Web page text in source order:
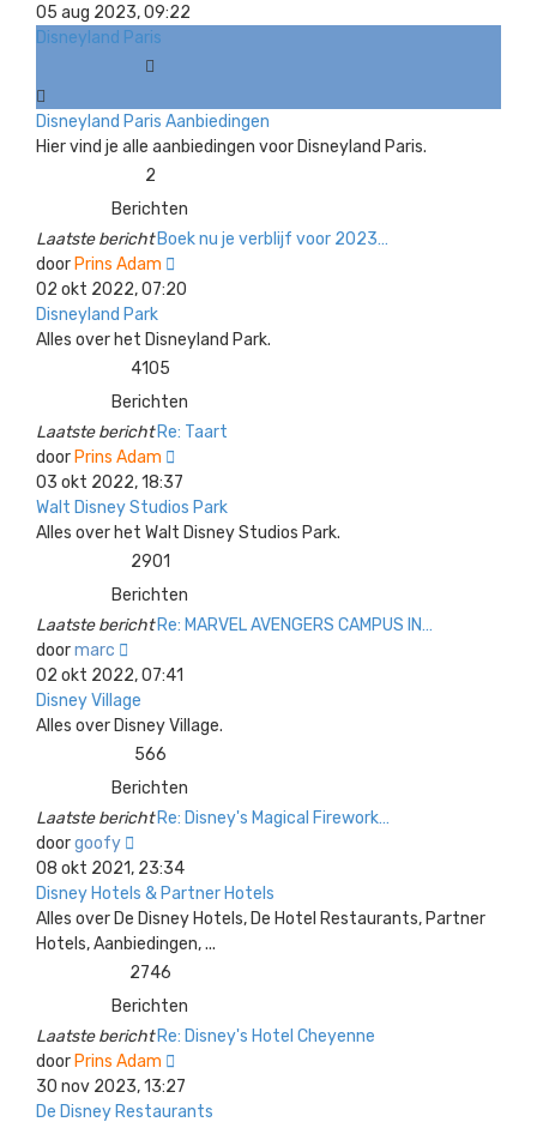
laatste
bericht
05 aug 2023, 09:22
Disneyland Paris
Disneyland Paris Aanbiedingen
Hier vind je alle aanbiedingen voor Disneyland Paris.
2
Berichten
Laatste bericht Boek nu je verblijf voor 2023…
door Prins Adam
laatste
02 okt 2022, 07:20
Disneyland Park
Alles over het Disneyland Park.
4105
Berichten
Laatste bericht Re: Taart
door Prins Adam
laatste
bericht
03 okt 2022, 18:37
Walt Disney Studios Park
Alles over het Walt Disney Studios Park.
2901
Berichten
Laatste bericht Re: MARVEL AVENGERS CAMPUS IN…
doormarc
laatste
bericht
02 okt 2022, 07:41
Disney Village
Alles over Disney Village.
566
Berichten
Laatste bericht Re: Disney's Magical Firework…
doorgoofy
laatste
bericht
08 okt 2021, 23:34
Disney Hotels & Partner Hotels
Alles over De Disney Hotels, De Hotel Restaurants, Partner
Hotels, Aanbiedingen, ...
2746
Berichten
Laatste bericht Re: Disney's Hotel Cheyenne
door Prins Adam
laatste
bericht
30 nov 2023, 13:27
De Disney Restaurants